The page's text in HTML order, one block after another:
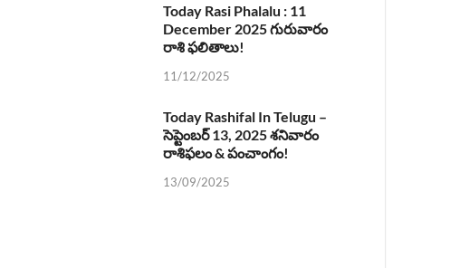
Today Rasi Phalalu : 11
December 2025 గురువారం
రాశి ఫలితాలు!
11/12/2025
Today Rashifal In Telugu –
సెప్టెంబర్ 13, 2025 శనివారం
రాశిఫలం & పంచాంగం!
13/09/2025